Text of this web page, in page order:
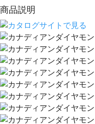
商品説明